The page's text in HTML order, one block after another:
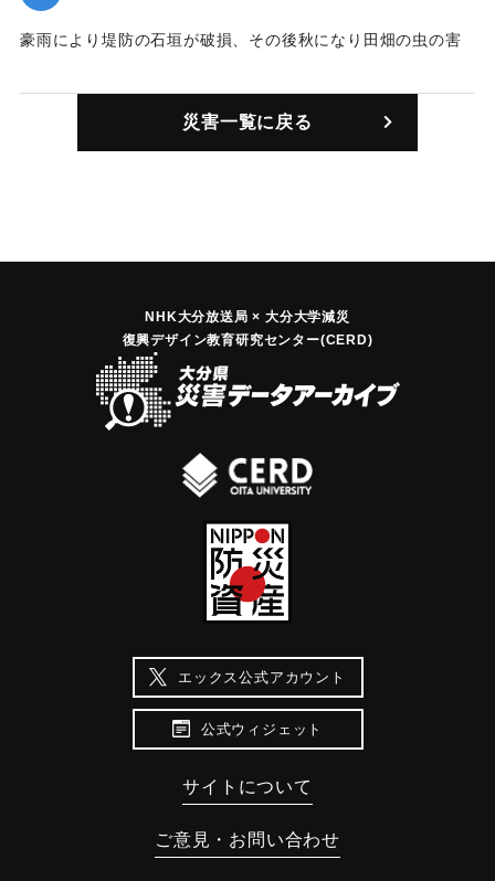
豪雨により堤防の石垣が破損、その後秋になり田畑の虫の害
災害一覧に戻る
NHK大分放送局 × 大分大学減災
復興デザイン教育研究センター(CERD)
エックス公式アカウント
公式ウィジェット
サイトについて
ご意見・お問い合わせ